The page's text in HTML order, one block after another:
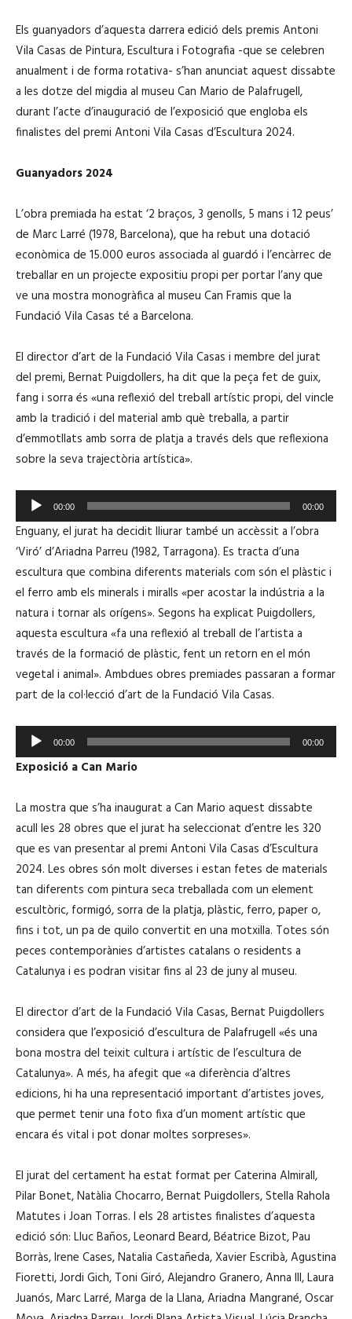
Els guanyadors d’aquesta darrera edició dels premis Antoni
Vila Casas de Pintura, Escultura i Fotografia -que se celebren
anualment i de forma rotativa- s’han anunciat aquest dissabte
a les dotze del migdia al museu Can Mario de Palafrugell,
durant l’acte d’inauguració de l’exposició que engloba els
finalistes del premi Antoni Vila Casas d’Escultura 2024.
Guanyadors 2024
L’obra premiada ha estat ‘2 braços, 3 genolls, 5 mans i 12 peus’
de Marc Larré (1978, Barcelona), que ha rebut una dotació
econòmica de 15.000 euros associada al guardó i l’encàrrec de
treballar en un projecte expositiu propi per portar l’any que
ve una mostra monogràfica al museu Can Framis que la
Fundació Vila Casas té a Barcelona.
El director d’art de la Fundació Vila Casas i membre del jurat
del premi, Bernat Puigdollers, ha dit que la peça fet de guix,
fang i sorra és «una reflexió del treball artístic propi, del vincle
amb la tradició i del material amb què treballa, a partir
d’emmotllats amb sorra de platja a través dels que reflexiona
sobre la seva trajectòria artística».
e
p
o
d
u
c
t
o
r
d
à
d
i
o
00:00 00:00
Enguany, el jurat ha decidit lliurar també un accèssit a l’obra
‘Viró’ d’Ariadna Parreu (1982, Tarragona). Es tracta d’una
escultura que combina diferents materials com són el plàstic i
el ferro amb els minerals i miralls «per acostar la indústria a la
natura i tornar als orígens». Segons ha explicat Puigdollers,
aquesta escultura «fa una reflexió al treball de l’artista a
través de la formació de plàstic, fent un retorn en el món
vegetal i animal». Ambdues obres premiades passaran a formar
part de la col·lecció d’art de la Fundació Vila Casas.
e
p
o
d
u
c
t
o
r
d
u
d
i
o
00:00 00:00
Exposició a Can Mario
La mostra que s’ha inaugurat a Can Mario aquest dissabte
acull les 28 obres que el jurat ha seleccionat d’entre les 320
que es van presentar al premi Antoni Vila Casas d’Escultura
2024. Les obres són molt diverses i estan fetes de materials
tan diferents com pintura seca treballada com un element
escultòric, formigó, sorra de la platja, plàstic, ferro, paper o,
fins i tot, un pa de quilo convertit en una motxilla. Totes són
peces contemporànies d’artistes catalans o residents a
Catalunya i es podran visitar fins al 23 de juny al museu.
El director d’art de la Fundació Vila Casas, Bernat Puigdollers
considera que l’exposició d’escultura de Palafrugell «és una
bona mostra del teixit cultura i artístic de l’escultura de
Catalunya». A més, ha afegit que «a diferència d’altres
edicions, hi ha una representació important d’artistes joves,
que permet tenir una foto fixa d’un moment artístic que
encara és vital i pot donar moltes sorpreses».
El jurat del certament ha estat format per Caterina Almirall,
Pilar Bonet, Natàlia Chocarro, Bernat Puigdollers, Stella Rahola
Matutes i Joan Torras. I els 28 artistes finalistes d’aquesta
edició són: Lluc Baños, Leonard Beard, Béatrice Bizot, Pau
Borràs, Irene Cases, Natalia Castañeda, Xavier Escribà, Agustina
Fioretti, Jordi Gich, Toni Giró, Alejandro Granero, Anna Ill, Laura
Juanós, Marc Larré, Marga de la Llana, Ariadna Mangrané, Oscar